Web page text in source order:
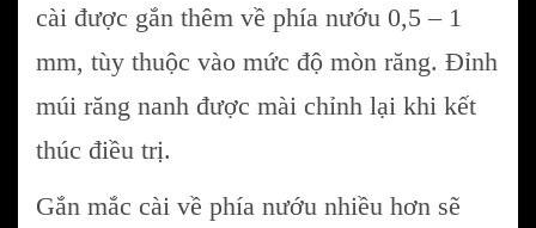
cài được gắn thêm về phía nướu 0,5 – 1
mm, tùy thuộc vào mức độ mòn răng. Đỉnh
múi răng nanh được mài chỉnh lại khi kết
thúc điều trị.
Gắn mắc cài về phía nướu nhiều hơn sẽ